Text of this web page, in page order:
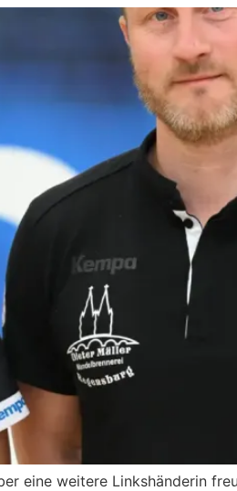
eine weitere Linkshänderin